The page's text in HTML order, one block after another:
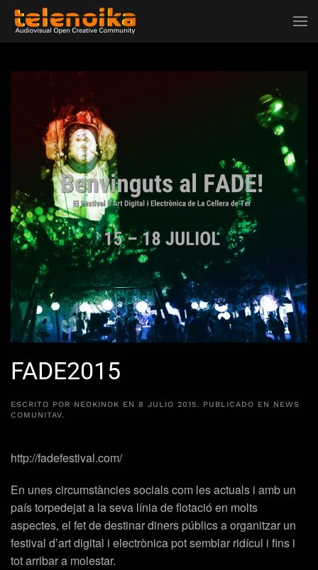
Ir al contenido principal
FADE2015
ESCRITO POR NEOKINOK EN 8 JULIO 2015. PUBLICADO EN NEWS
COMUNITAV.
http://fadefestival.com/
En unes circumstàncies socials com les actuals i amb un
país torpedejat a la seva línia de flotació en molts
aspectes, el fet de destinar diners públics a organitzar un
festival d’art digital i electrònica pot semblar ridícul i fins i
tot arribar a molestar.